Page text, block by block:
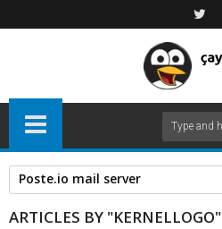
Poste.io mail server
ARTICLES BY "KERNELLOGO"